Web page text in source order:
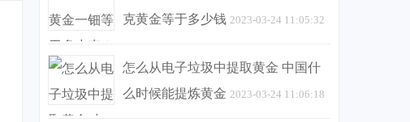
克黄金等于多少钱 2023-03-24 11:05:32
怎么从电子垃圾中提取黄金 中国什
么时候能提炼黄金 2023-03-24 11:06:18